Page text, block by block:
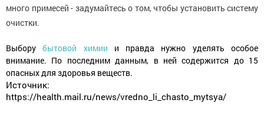
много примесей - задумайтесь о том, чтобы установить систему
очистки.
Выборубытовой химии и правда нужно уделять особое
внимание. По последним данным, в ней содержится до 15
опасных для здоровья веществ.
Источник:
https://health.mail.ru/news/vredno_li_chasto_mytsya/